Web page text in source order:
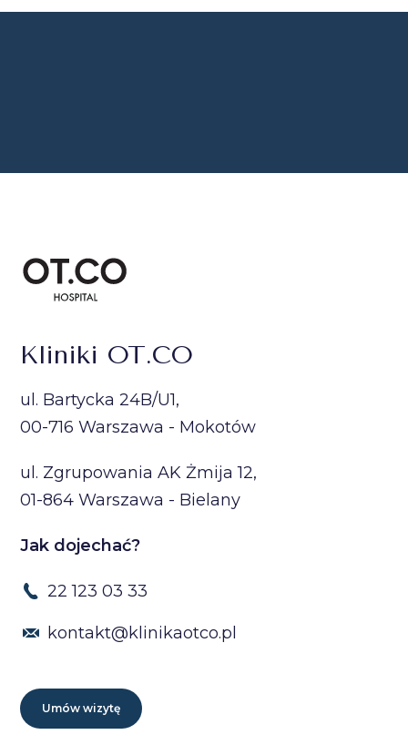
Kliniki OT.CO
ul. Bartycka 24B/U1,
00-716 Warszawa - Mokotów
ul. Zgrupowania AK Żmija 12,
01-864 Warszawa - Bielany
Jak dojechać?
22 123 03 33
kontakt@klinikaotco.pl
Umów wizytę